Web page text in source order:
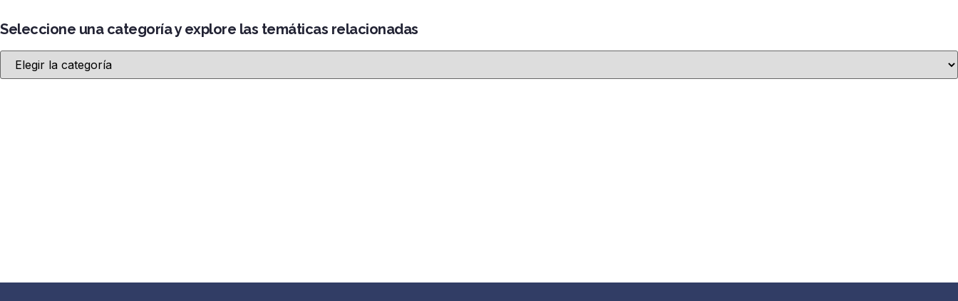
Seleccione una categoría y explore las temáticas relacionadas